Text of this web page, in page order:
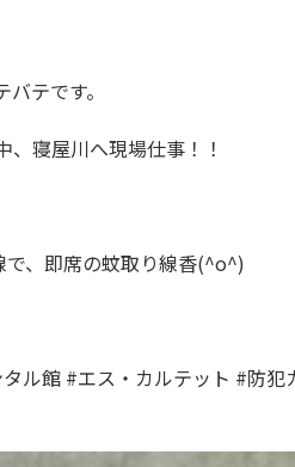
テです。
寝屋川へ現場仕事！！
、即席の蚊取り線香(^o^)
ル館 #エス・カルテット #防